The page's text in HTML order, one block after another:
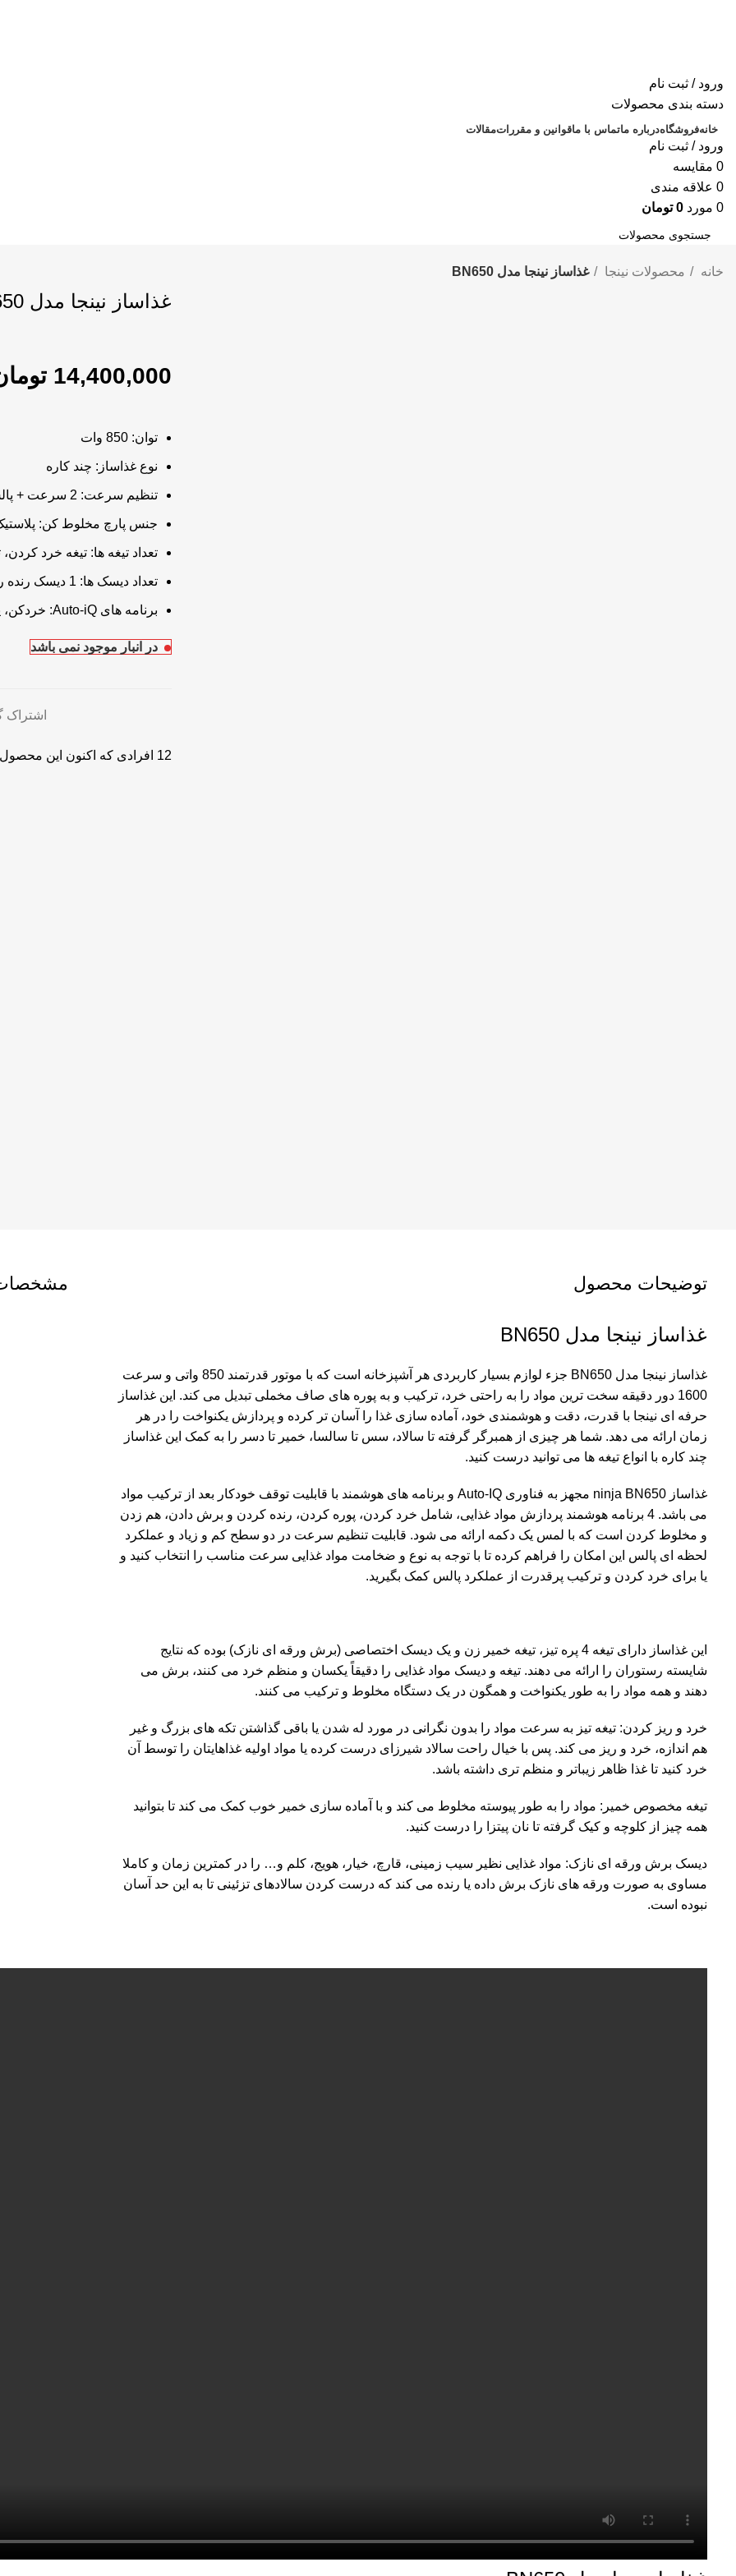
ورود / ثبت نام
دسته بندی محصولات
خانهفروشگاهدرباره ماتماس با ماقوانین و مقرراتمقالات
ورود / ثبت نام
0 مقايسه
0 علاقه مندی
0 مورد 0 تومان
جستجوخانه محصولات نینجا غذاساز نینجا مدل BN650
غذاساز نینجا مدل BN650
توان: 850 وات
نوع غذاساز: چند کاره
تنظیم سرعت: 2 سرعت + پالس
جنس پارچ مخلوط کن:
تعداد تیغه ها: تیغه خرد
تعداد دیسک ها: 1 دیسک رنده ریز و برش ورقه ای نازک
برنامه های Auto-iQ: خردکن، پوره ساز، رنده و همزن
در انبار موجود نمی باشد
اشتراک
12 افرادی که اکنون این
توضیحات محصول
غذاساز نینجا مدل BN650
غذاساز نینجا مدل BN650 جزء لوازم بسیار کاربردی هر آشپزخانه است که با موتور قدرتمند 850 واتی و سرعت
1600 دور دقیقه سخت ترین مواد را به راحتی خرد، ترکیب و به پوره های صاف مخملی تبدیل می کند. این غذاساز
حرفه ای نینجا با قدرت، دقت و هوشمندی خود، آماده سازی غذا را آسان تر کرده و پردازش یکنواخت را در هر
زمان ارائه می دهد. شما هر چیزی از همبرگر گرفته تا سالاد، سس تا سالسا، خمیر تا دسر را به کمک این غذاساز
چند کاره با انواع تیغه ها می توانید درست کنید.
غذاساز ninja BN650 مجهز به فناوری Auto-IQ و برنامه ‌های هوشمند با قابلیت توقف خودکار بعد از ترکیب مواد
می باشد. 4 برنامه هوشمند پردازش مواد غذایی، شامل خرد کردن، پوره کردن، رنده کردن و برش دادن، هم زدن
و مخلوط کردن است که با لمس یک دکمه ارائه می شود. قابلیت تنظیم سرعت در دو سطح کم و زیاد و عملکرد
لحظه ای پالس این امکان را فراهم کرده تا با توجه به نوع و ضخامت مواد غذایی سرعت مناسب را انتخاب کنید و
یا برای خرد کردن و ترکیب پرقدرت از عملکرد پالس کمک بگیرید.
این غذاساز دارای تیغه 4 پره تیز، تیغه خمیر زن و یک دیسک اختصاصی (برش ورقه ای نازک) بوده که نتایج
شایسته رستوران را ارائه می دهند. تیغه و دیسک مواد غذایی را دقیقاً یکسان و منظم خرد می کنند، برش می
دهند و همه مواد را به طور یکنواخت و همگون در یک دستگاه مخلوط و ترکیب می کنند.
خرد و ریز کردن: تیغه تیز به سرعت مواد را بدون نگرانی در مورد له شدن یا باقی گذاشتن تکه های بزرگ و غیر
هم اندازه، خرد و ریز می کند. پس با خیال راحت سالاد شیرزای درست کرده یا مواد اولیه غذاهایتان را توسط آن
خرد کنید تا غذا ظاهر زیباتر و منظم تری داشته باشد.
تیغه مخصوص خمیر: مواد را به طور پیوسته مخلوط می کند و با آماده سازی خمیر خوب کمک می کند تا بتوانید
همه چیز از کلوچه و کیک گرفته تا نان پیتزا را درست کنید.
دیسک برش ورقه ای نازک: مواد غذایی نظیر سیب زمینی، قارچ، خیار، هویج، کلم و… را در کمترین زمان و کاملا
مساوی به صورت ورقه های نازک برش داده یا رنده می کند که درست کردن سالادهای تزئینی تا به این حد آسان
نبوده است.